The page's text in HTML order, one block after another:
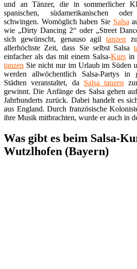
und an Tänzer, die in sommerlicher
spanischen, südamerikanischen
schwingen. Womöglich haben Sie Salsa
wie „Dirty Dancing 2“ oder „Street
sich gewünscht, genauso agiltanzen
allerhöchste Zeit, dass Sie selbst Salsa
einfacher als das mit einem Salsa-Kursin
tanzen Sie nicht nur im Urlaub im Süden
werden allwöchentlich Salsa-Partys in
Städten veranstaltet, da Salsa tanzen
gewinnt. Die Anfänge des Salsa gehen
Jahrhunderts zurück. Dabei handelt es
aus England. Durch französische
ihre Musik mitbrachten, wurde er auch in
Was gibt es beim Salsa-
Wutzlhofen (Bayern)